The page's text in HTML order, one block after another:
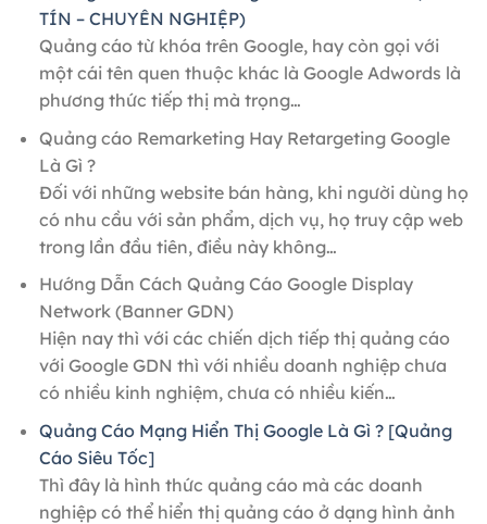
TÍN – CHUYÊN NGHIỆP)
Quảng cáo từ khóa trên Google, hay còn gọi với
một cái tên quen thuộc khác là Google Adwords là
phương thức tiếp thị mà trọng…
Quảng cáo Remarketing Hay Retargeting Google
Là Gì ?
Đối với những website bán hàng, khi người dùng họ
có nhu cầu với sản phẩm, dịch vụ, họ truy cập web
trong lần đầu tiên, điều này không…
Hướng Dẫn Cách Quảng Cáo Google Display
Network (Banner GDN)
Hiện nay thì với các chiến dịch tiếp thị quảng cáo
với Google GDN thì với nhiều doanh nghiệp chưa
có nhiều kinh nghiệm, chưa có nhiều kiến…
Quảng Cáo Mạng Hiển Thị Google Là Gì ? [Quảng
Cáo Siêu Tốc]
Thì đây là hình thức quảng cáo mà các doanh
nghiệp có thể hiển thị quảng cáo ở dạng hình ảnh